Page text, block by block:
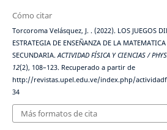
Cómo citar
Torcoroma Velásquez, J. . (2022). LOS JUEGOS
ESTRATEGIA DE ENSEÑANZA DE LA
SECUNDARIA.ACTIVIDAD FÍSICA Y CIENCIAS /
12(2), 108–123. Recuperado a partir de
http://revistas.upel.edu.ve/index.php/
34
Más formatos de cita